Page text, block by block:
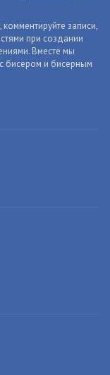
записи,
при создании
Вместе мы
бисером и бисерным